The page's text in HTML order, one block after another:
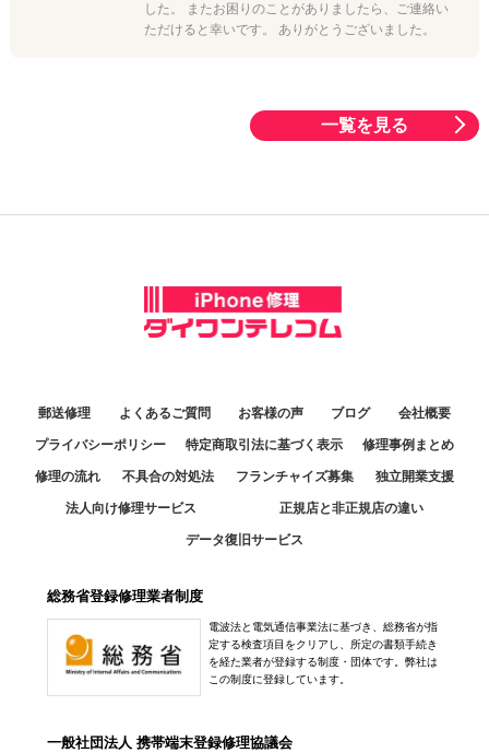
した。 またお困りのことがありましたら、ご連絡い
ただけると幸いです。 ありがとうございました。
一覧を見る
郵送修理 よくあるご質問 お客様の声 ブログ 会社概要
プライバシーポリシー 特定商取引法に基づく表示 修理事例まとめ
修理の流れ 不具合の対処法 フランチャイズ募集 独立開業支援
法人向け修理サービス 正規店と非正規店の違い
データ復旧サービス
総務省登録修理業者制度
電波法と電気通信事業法に基づき、総務省が指
定する検査項目をクリアし、所定の書類手続き
を経た業者が登録する制度・団体です。弊社は
この制度に登録しています。
一般社団法人 携帯端末登録修理協議会